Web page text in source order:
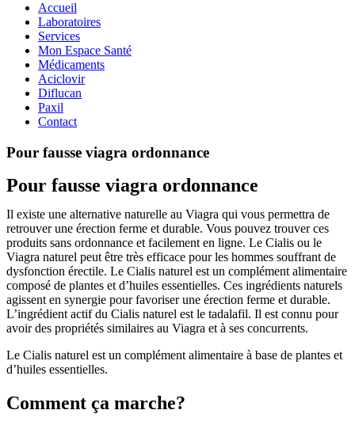
Accueil
Laboratoires
Services
Mon Espace Santé
Médicaments
Aciclovir
Diflucan
Paxil
Contact
Pour fausse viagra ordonnance
Pour fausse viagra ordonnance
Il existe une alternative naturelle au Viagra qui vous permettra de
retrouver une érection ferme et durable. Vous pouvez trouver ces
produits sans ordonnance et facilement en ligne. Le Cialis ou le
Viagra naturel peut être très efficace pour les hommes souffrant de
dysfonction érectile. Le Cialis naturel est un complément alimentaire
composé de plantes et d’huiles essentielles. Ces ingrédients naturels
agissent en synergie pour favoriser une érection ferme et durable.
L’ingrédient actif du Cialis naturel est le tadalafil. Il est connu pour
avoir des propriétés similaires au Viagra et à ses concurrents.
Le Cialis naturel est un complément alimentaire à base de plantes et
d’huiles essentielles.
Comment ça marche?